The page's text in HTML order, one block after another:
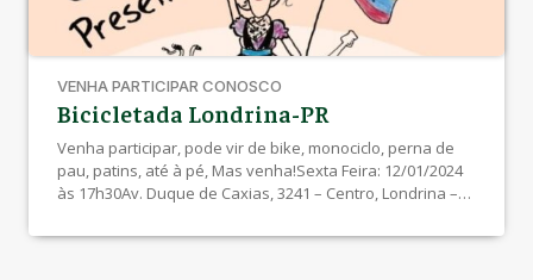
VENHA PARTICIPAR CONOSCO
Bicicletada Londrina-PR
Venha participar, pode vir de bike, monociclo, perna de
pau, patins, até à pé, Mas venha!Sexta Feira: 12/01/2024
às 17h30Av. Duque de Caxias, 3241 – Centro, Londrina –